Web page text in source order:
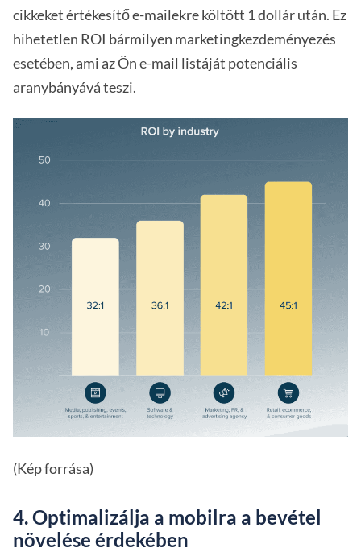
cikkeket értékesítő e-mailekre költött 1 dollár után. Ez
hihetetlen ROI bármilyen marketingkezdeményezés
esetében, ami az Ön e-mail listáját potenciális
aranybányává teszi.
(Kép forrása)
4. Optimalizálja a mobilra a bevétel
növelése érdekében